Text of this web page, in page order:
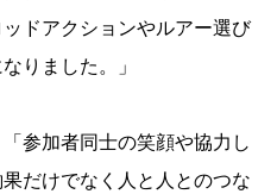
ドアクションやルアー選び
りました。」
参加者同士の笑顔や協力し
だけでなく人と人とのつな